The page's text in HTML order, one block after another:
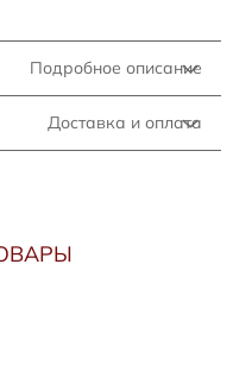
Подробное описание
Доставка и оплата